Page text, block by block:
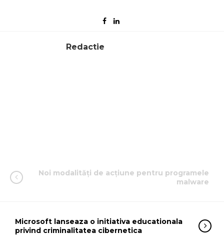
Redactie
Noi modalități de acțiune pentru programele
malware
Microsoft lanseaza o initiativa educationala
privind criminalitatea cibernetica